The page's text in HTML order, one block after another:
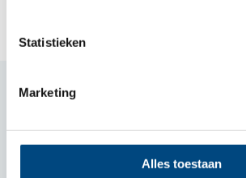
Statistieken
Marketing
Alles toestaan
Samen voor kind en gezin
Volg ons